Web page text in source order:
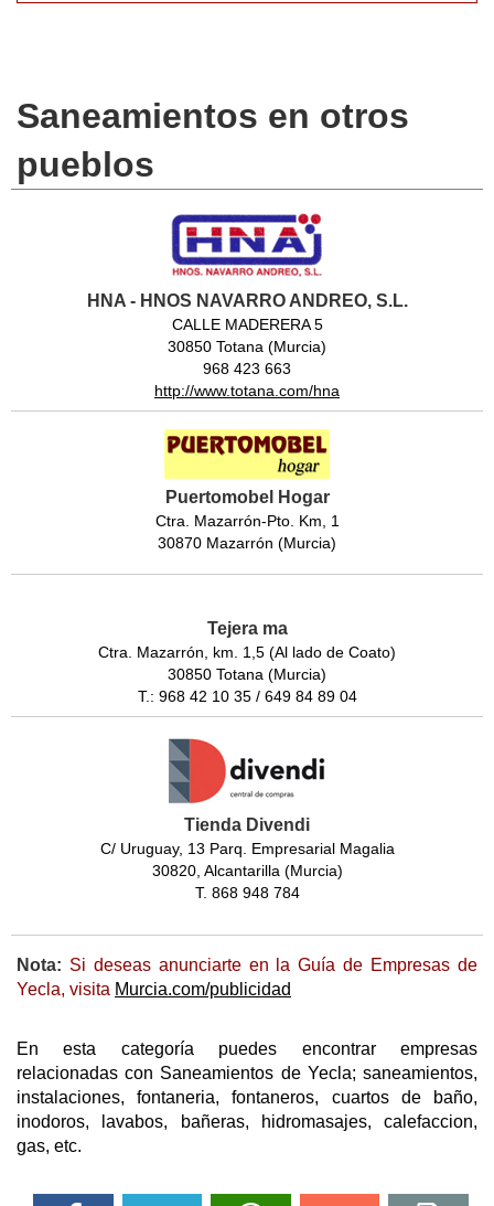
Saneamientos en otros
pueblos
HNA - HNOS NAVARRO ANDREO, S.L.
CALLE MADERERA 5
30850 Totana (Murcia)
968 423 663
http://www.totana.com/hna
Puertomobel Hogar
Ctra. Mazarrón-Pto. Km, 1
30870 Mazarrón (Murcia)
Tejera ma
Ctra. Mazarrón, km. 1,5 (Al lado de Coato)
30850 Totana (Murcia)
T.: 968 42 10 35 / 649 84 89 04
Tienda Divendi
C/ Uruguay, 13 Parq. Empresarial Magalia
30820, Alcantarilla (Murcia)
T. 868 948 784
Nota: Si deseas anunciarte en la Guía de Empresas de
Yecla, visita Murcia.com/publicidad
En esta categoría puedes encontrar empresas
relacionadas con Saneamientos de Yecla; saneamientos,
instalaciones, fontaneria, fontaneros, cuartos de baño,
inodoros, lavabos, bañeras, hidromasajes, calefaccion,
gas, etc.